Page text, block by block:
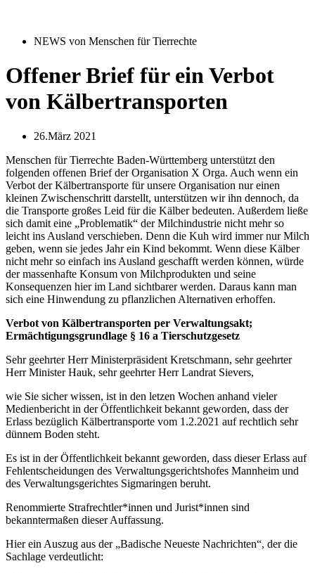
NEWS von Menschen für Tierrechte
Offener Brief für ein Verbot
von Kälbertransporten
26.März 2021
Menschen für Tierrechte Baden-Württemberg unterstützt den
folgenden offenen Brief der Organisation X Orga. Auch wenn ein
Verbot der Kälbertransporte für unsere Organisation nur einen
kleinen Zwischenschritt darstellt, unterstützen wir ihn dennoch, da
die Transporte großes Leid für die Kälber bedeuten. Außerdem ließe
sich damit eine „Problematik“ der Milchindustrie nicht mehr so
leicht ins Ausland verschieben. Denn die Kuh wird immer nur Milch
geben, wenn sie jedes Jahr ein Kind bekommt. Wenn diese Kälber
nicht mehr so einfach ins Ausland geschafft werden können, würde
der massenhafte Konsum von Milchprodukten und seine
Konsequenzen hier im Land sichtbarer werden. Daraus kann man
sich eine Hinwendung zu pflanzlichen Alternativen erhoffen.
Verbot von Kälbertransporten per Verwaltungsakt;
Ermächtigungsgrundlage § 16 a Tierschutzgesetz
Sehr geehrter Herr Ministerpräsident Kretschmann, sehr geehrter
Herr Minister Hauk, sehr geehrter Herr Landrat Sievers,
wie Sie sicher wissen, ist in den letzen Wochen anhand vieler
Medienbericht in der Öffentlichkeit bekannt geworden, dass der
Erlass bezüglich Kälbertransporte vom 1.2.2021 auf rechtlich sehr
dünnem Boden steht.
Es ist in der Öffentlichkeit bekannt geworden, dass dieser Erlass auf
Fehlentscheidungen des Verwaltungsgerichtshofes Mannheim und
des Verwaltungsgerichtes Sigmaringen beruht.
Renommierte Strafrechtler*innen und Jurist*innen sind
bekanntermaßen dieser Auffassung.
Hier ein Auszug aus der „Badische Neueste Nachrichten“, der die
Sachlage verdeutlicht: